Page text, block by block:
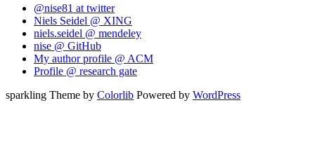
@nise81 at twitter
Niels Seidel @ XING
niels.seidel @ mendeley
nise @ GitHub
My author profile @ ACM
Profile @ research gate
sparkling Theme by Colorlib Powered by WordPress